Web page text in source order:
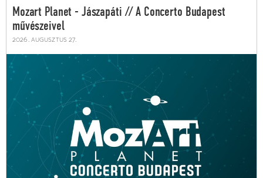
Mozart Planet - Jászapáti // A Concerto Budapest
művészeivel
2026. augusztus 27.